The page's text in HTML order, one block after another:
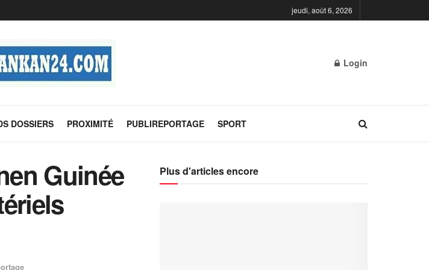
jeudi, août 6, 2026
Login
DOSSIERS PROXIMITÉ PUBLIREPORTAGE SPORT
Guinée
Plus d'articles encore